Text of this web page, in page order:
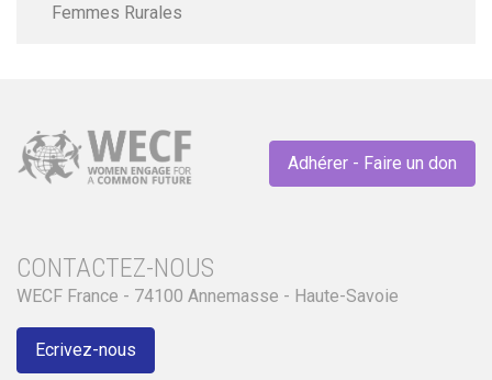
Femmes Rurales
Adhérer - Faire un don
CONTACTEZ-NOUS
WECF France - 74100 Annemasse - Haute-Savoie
Ecrivez-nous